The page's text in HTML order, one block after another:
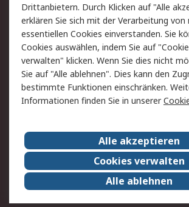
Rechtliches
AGB
Cookie-Richtlinie
Copyright/Impressum
RS
Karriere bei RS
Qualität/Umwelt/ZertifikatePresse-
Event-Center
Drittanbietern. Durch Klicken auf "Alle
erklären Sie sich mit der Verarbeitung von
essentiellen Cookies einverstanden. Sie
Cookies auswählen, indem Sie auf
verwalten" klicken. Wenn Sie dies nicht
Sie auf "Alle ablehnen". Dies kann den
bestimmte Funktionen einschränken.
Informationen finden Sie in unserer
Alle akzeptieren
Cookies verwalten
Alle ablehnen